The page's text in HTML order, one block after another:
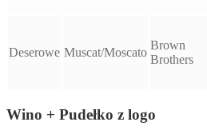
Deserowe Muscat/Moscato
Brown
Brothers
Wino + Pudełko z logo